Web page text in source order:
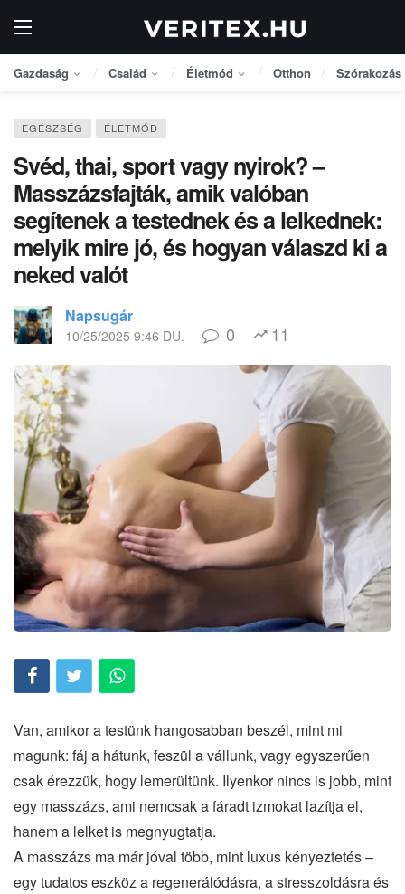
Gazdaság Család Életmód Otthon Szórakozás
EGÉSZSÉG ÉLETMÓD
Svéd, thai, sport vagy nyirok? –
Masszázsfajták, amik valóban
segítenek a testednek és a lelkednek:
melyik mire jó, és hogyan válaszd ki a
neked valót
Napsugár
10/25/2025 9:46 DU. 0 11
Van, amikor a testünk hangosabban beszél, mint mi
magunk: fáj a hátunk, feszül a vállunk, vagy egyszerűen
csak érezzük, hogy lemerültünk. Ilyenkor nincs is jobb, mint
egy masszázs, ami nemcsak a fáradt izmokat lazítja el,
hanem a lelket is megnyugtatja.
A masszázs ma már jóval több, mint luxus kényeztetés –
egy tudatos eszköz a regenerálódásra, a stresszoldásra és